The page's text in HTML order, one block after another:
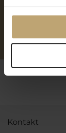
Personlig
Kontakt